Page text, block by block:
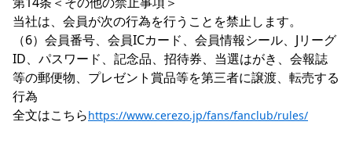
当社は、会員が次の行為を行うことを禁止します。
（6）会員番号、会員ICカード、会員情報シール、Jリーグ
ID、パスワード、記念品、招待券、当選はがき、会報誌
等の郵便物、プレゼント賞品等を第三者に譲渡、転売する
行為
全文はこちらhttps://www.cerezo.jp/fans/fanclub/rules/